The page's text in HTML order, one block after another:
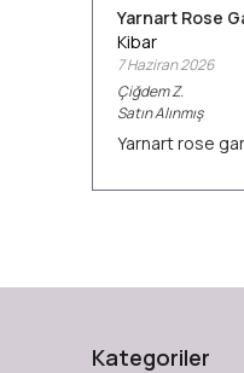
Yarnart Rose
Kibar
7 Haziran 2026
ÇiğdemZ.
Satın Alınmış
Yarnart rose
Kategoriler